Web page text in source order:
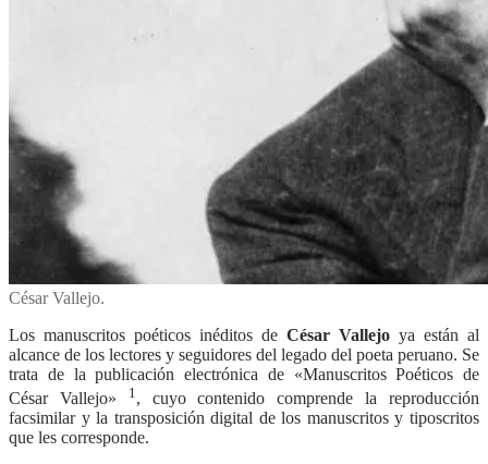
César Vallejo.
Los manuscritos poéticos inéditos de César Vallejo ya están al
alcance de los lectores y seguidores del legado del poeta peruano. Se
trata de la publicación electrónica de «Manuscritos Poéticos de
César Vallejo»
1 , cuyo contenido comprende la reproducción
facsimilar y la transposición digital de los manuscritos y tiposcritos
que les corresponde.